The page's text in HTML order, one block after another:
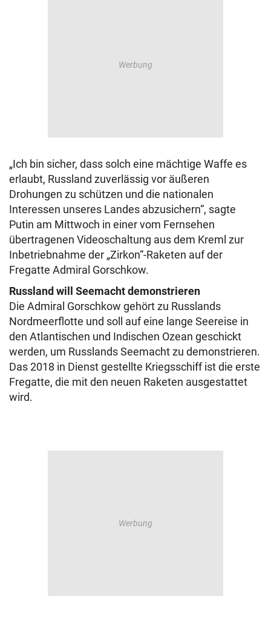
„Ich bin sicher, dass solch eine mächtige Waffe es
erlaubt, Russland zuverlässig vor äußeren
Drohungen zu schützen und die nationalen
Interessen unseres Landes abzusichern“, sagte
Putin am Mittwoch in einer vom Fernsehen
übertragenen Videoschaltung aus dem Kreml zur
Inbetriebnahme der „Zirkon“-Raketen auf der
Fregatte Admiral Gorschkow.
Russland will Seemacht demonstrieren
Die Admiral Gorschkow gehört zu Russlands
Nordmeerflotte und soll auf eine lange Seereise in
den Atlantischen und Indischen Ozean geschickt
werden, um Russlands Seemacht zu demonstrieren.
Das 2018 in Dienst gestellte Kriegsschiff ist die erste
Fregatte, die mit den neuen Raketen ausgestattet
wird.